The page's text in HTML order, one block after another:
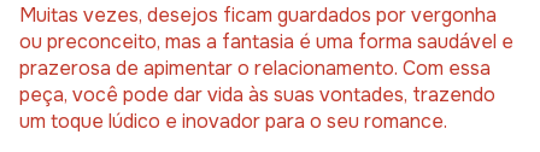
Muitas vezes, desejos ficam guardados por vergonha
ou preconceito, mas a fantasia é uma forma saudável e
prazerosa de apimentar o relacionamento. Com essa
peça, você pode dar vida às suas vontades, trazendo
um toque lúdico e inovador para o seu romance.